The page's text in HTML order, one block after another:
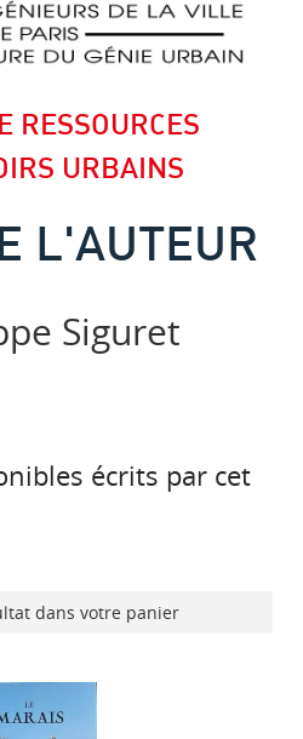
RESSOURCES
URBAINS
L'AUTEUR
Siguret
écrits par cet
dans votre panier